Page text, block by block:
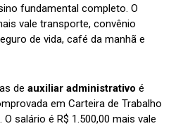
fundamental completo. O
vale transporte, convênio
de vida, café da manhã e
de auxiliar administrativo é
em Carteira de Trabalho
salário é R$ 1.500,00 mais vale